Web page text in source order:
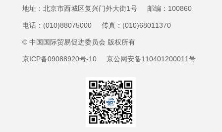
地址：北京市西城区复兴门外大街1号 邮编：100860
电话：(010)88075000 传真：(010)68011370
© 中国国际贸易促进委员会 版权所有
京ICP备09088920号-10 京公网安备110401200011号